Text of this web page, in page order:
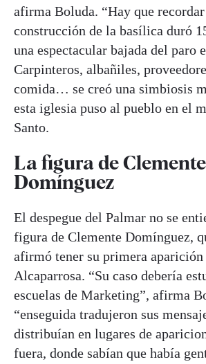
afirma Boluda. “Hay que
construcción de la basílica duró
una espectacular bajada del paro
Carpinteros, albañiles,
comida… se creó una simbiosis
esta iglesia puso al pueblo en el
Santo.
La figura de Clemente
Domínguez
El despegue del Palmar no se
figura de Clemente Domínguez,
afirmó tener su primera aparición
Alcaparrosa. “Su caso debería
escuelas de Marketing”, afirma
“enseguida tradujeron sus
distribuían en lugares de
fuera, donde sabían que había